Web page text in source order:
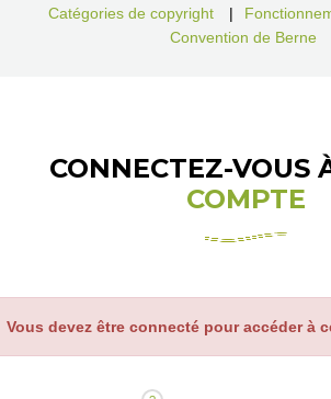
Catégories de copyright |
Convention de Berne
CONNECTEZ-VOUS
COMPTE
Vous devez être connecté pour accéder à